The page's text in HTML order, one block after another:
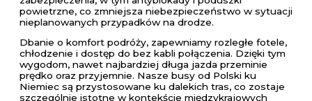
powietrzne, co zmniejsza niebezpieczeństwo w sytuacji
nieplanowanych przypadków na drodze.
Dbanie o komfort podróży, zapewniamy rozległe fotele,
chłodzenie i dostęp do bez kabli połączenia. Dzięki tym
wygodom, nawet najbardziej długa jazda przeminie
prędko oraz przyjemnie. Nasze busy od Polski ku
Niemiec są przystosowane ku dalekich tras, co zostaje
szczególnie istotne w kontekście międzykrajowych